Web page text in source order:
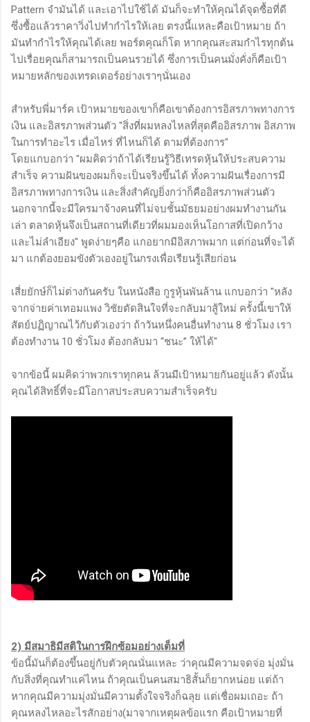
Pattern จำมันได้ และเอาไปใช้ได้ มันก็จะทำให้คุณได้จุดซื้อที่ดี
ซึ่งซื้อแล้วราคาวิ่งไปทำกำไรให้เลย ตรงนี้แหละคือเป้าหมาย ถ้า
มันทำกำไรให้คุณได้เลย พอร์ตคุณก็โต หากคุณสะสมกำไรทุกต้น
ไปเรื่อยคุณก็สามารถเป็นคนรวยได้ ซึ่งการเป็นคนมั่งคั่งก็คือเป้า
หมายหลักของเทรดเดอร์อย่างเราๆนั่นเอง
สำหรับพี่มาร์ค เป้าหมายของเขาก็คือเขาต้องการอิสรภาพทางการ
เงิน และอิสรภาพส่วนตัว "สิ่งที่ผมหลงไหลที่สุดคืออิสรภาพ อิสภาพ
ในการทำอะไร เมื่อไหร่ ที่ไหนก็ได้ ตามที่ต้องการ"
โดยแกบอกว่า "ผมคิดว่าถ้าได้เรียนรู้วิธีเทรดหุ้นให้ประสบความ
สําเร็จ ความฝันของผมก็จะเป็นจริงขึ้นได้ ทั้งความฝันเรื่องการมี
อิสรภาพทางการเงิน และสิ่งสำคัญยิ่งกว่าก็คืออิสรภาพส่วนตัว
นอกจากนี้จะมีใครมาจ้างคนที่ไม่จบชั้นมัธยมอย่างผมทำงานกัน
เล่า ตลาดหุ้นจึงเป็นสถานที่เดียวที่ผมมองเห็นโอกาสที่เปิดกว้าง
และไม่ลำเอียง" พูดง่ายๆคือ แกอยากมีอิสภาพมาก แต่ก่อนที่จะได้
มา แกต้องยอมขังตัวเองอยู่ในกรงเพื่อเรียนรู้เสียก่อน
เสี่ยยักษ์ก็ไม่ต่างกันครับ ในหนังสือ กูรูหุ้นพันล้าน แกบอกว่า "หลัง
จากจ่ายค่าเทอมแพง วิชัยตัดสินใจที่จะกลับมาสู้ใหม่ ครั้งนี้เขาให้
สัตย์ปฏิญาณไว้กับตัวเองว่า ถ้าวันหนึ่งคนอื่นทำงาน 8 ชั่วโมง เรา
ต้องทำงาน 10 ชั่วโมง ต้องกลับมา “ชนะ” ให้ได้"
จากข้อนี้ ผมคิดว่าพวกเราทุกคน ล้วนมีเป้าหมายกันอยู่แล้ว ดังนั้น
คุณได้สิทธิ์ที่จะมีโอกาสประสบความสำเร็จครับ
2) มีสมาธิมีสติในการฝึกซ้อมอย่างเต็มที่
ข้อนี้มันก็ต้องขึ้นอยู่กับตัวคุณนั่นแหละ ว่าคุณมีความจดจ่อ มุ่งมั่น
กับสิ่งที่คุณทำแค่ไหน ถ้าคุณเป็นคนสมาธิสั้นก็ยากหน่อย แต่ถ้า
หากคุณมีความมุ่งมั่นมีความตั้งใจจริงก็ฉลุย แต่เชื่อผมเถอะ ถ้า
คุณหลงไหลอะไรสักอย่าง(มาจากเหตุผลข้อแรก คือเป้าหมายที่